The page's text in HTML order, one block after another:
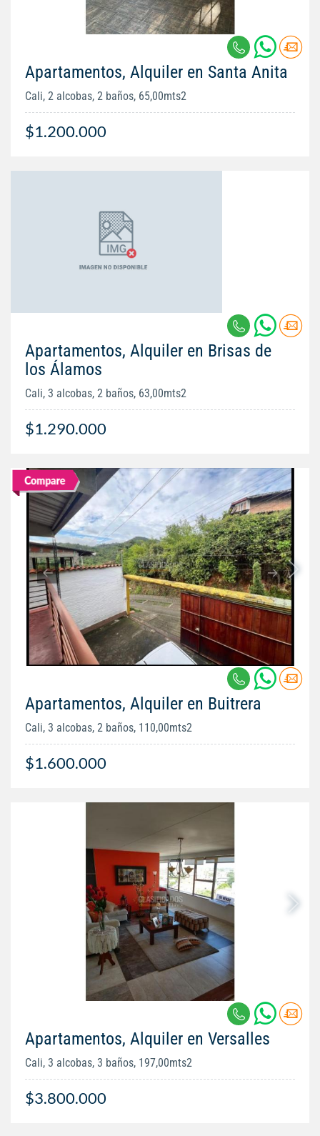
Apartamentos, Alquiler en Santa Anita
Cali, 2 alcobas, 2 baños, 65,00mts2
$1.200.000
Apartamentos, Alquiler en Brisas de
los Álamos
Cali, 3 alcobas, 2 baños, 63,00mts2
$1.290.000
Apartamentos, Alquiler en Buitrera
Cali, 3 alcobas, 2 baños, 110,00mts2
$1.600.000
Apartamentos, Alquiler en Versalles
Cali, 3 alcobas, 3 baños, 197,00mts2
$3.800.000